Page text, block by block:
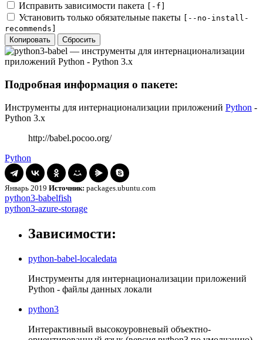
Исправить зависимости пакета [-f]
Установить только обязательные пакеты
[--no-install-
recommends]
Копировать
Сбросить
Подробная информация о пакете:
Инструменты для интернационализации приложений Python -
Python 3.x
http://babel.pocoo.org/
Python
Январь 2019 Источник: packages.ubuntu.com
Навигация
по
записям
python3-
babelfish
python3-babelfish
python3-
storage
python3-azure-storage
Зависимости:
python-babel-localedata
Инструменты для интернационализации приложений
Python - файлы данных локали
python3
Интерактивный высокоуровневый объектно-